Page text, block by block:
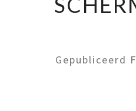
Gepubliceerd